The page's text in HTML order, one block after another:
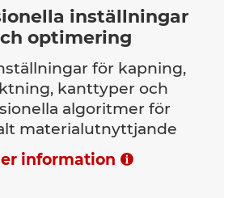
inställningar
optimering
för kapning,
kanttyper och
algoritmer för
materialutnyttjande
information